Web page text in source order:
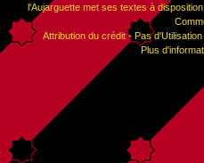
l'Aujarguettemet ses textes à
Attribution du crédit - Pas
Plus